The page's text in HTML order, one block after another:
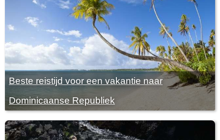
Beste reistijd voor een vakantie naar
Dominicaanse Republiek